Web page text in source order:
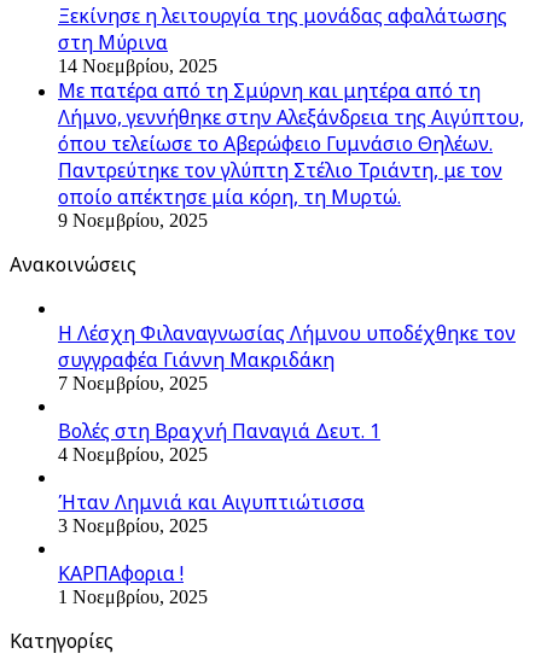
Ξεκίνησε η λειτουργία της μονάδας αφαλάτωσης
στη Μύρινα
14 Νοεμβρίου, 2025
Με πατέρα από τη Σμύρνη και μητέρα από τη
Λήμνο, γεννήθηκε στην Αλεξάνδρεια της Αιγύπτου,
όπου τελείωσε το Αβερώφειο Γυμνάσιο Θηλέων.
Παντρεύτηκε τον γλύπτη Στέλιο Τριάντη, με τον
οποίο απέκτησε μία κόρη, τη Μυρτώ.
9 Νοεμβρίου, 2025
Ανακοινώσεις
Η Λέσχη Φιλαναγνωσίας Λήμνου υποδέχθηκε τον
συγγραφέα Γιάννη Μακριδάκη
7 Νοεμβρίου, 2025
Βολές στη Βραχνή Παναγιά Δευτ. 1
4 Νοεμβρίου, 2025
Ήταν Λημνιά και Αιγυπτιώτισσα
3 Νοεμβρίου, 2025
ΚΑΡΠΑφορια !
1 Νοεμβρίου, 2025
Kατηγορίες